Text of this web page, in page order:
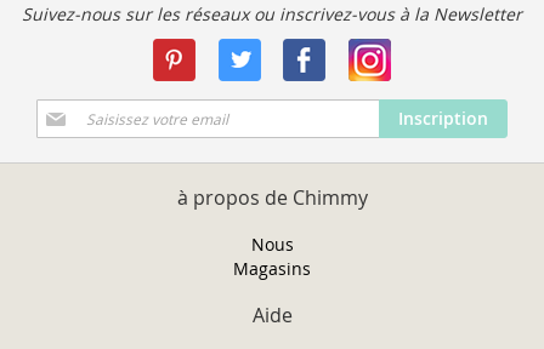
Suivez-nous sur les réseaux ou inscrivez-vous à la Newsletter
Inscription
à
notre
Inscription
à propos de Chimmy
Nous
Magasins
Aide